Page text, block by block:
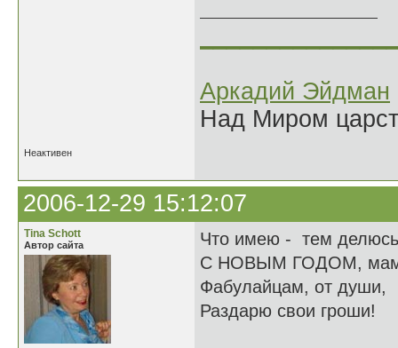
Аркадий Эйдман
Над Миром
Неактивен
2006-12-29 15:12:07
Tina Schott
Автор сайта
Что имею - тем
С НОВЫМ ГОДОМ,
Фабулайцам, от души,
Раздарю свои гроши!